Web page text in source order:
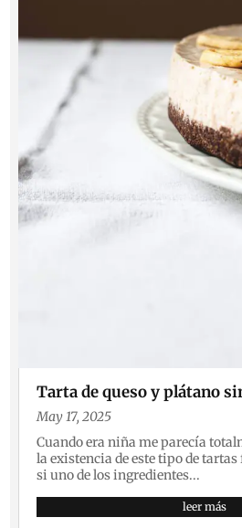
Tarta de queso y plátano
May 17, 2025
Cuando era niña me parecía
la existencia de este tipo de
si uno de los ingredientes...
leer más